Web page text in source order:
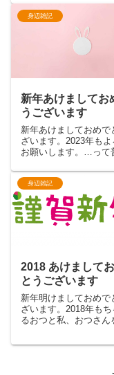
体質だったのにより拍
かる結果となり、2020
はイベントや飲み会は
会社にもあまり行かず
身辺雑記
新年あけましてお
うございます
新年あけましておめで
ざいます。2023年もよ
お願いします。…って
ね。すいません。振り
みたんですが2022年は
記事は作ってたものの
もなしという完全放置
なってしまっていまし
身辺雑記
2018 あけまして
とうございます
新年明けましておめで
ざいます。2018年もち
るおつと私、おつさん